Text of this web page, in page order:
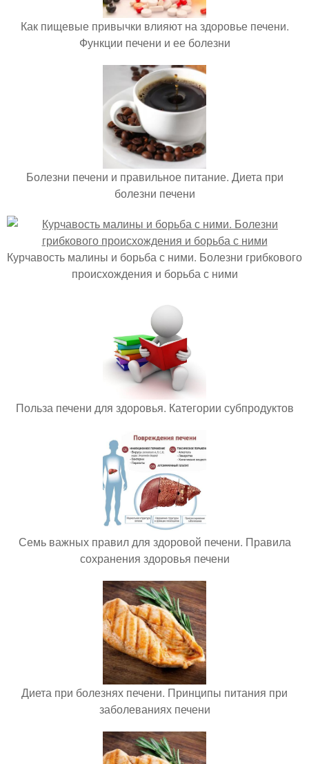
Как пищевые привычки влияют на здоровье печени.
Функции печени и ее болезни
Болезни печени и правильное питание. Диета при
болезни печени
Курчавость малины и борьба с ними. Болезни грибкового
происхождения и борьба с ними
Польза печени для здоровья. Категории субпродуктов
Семь важных правил для здоровой печени. Правила
сохранения здоровья печени
Диета при болезнях печени. Принципы питания при
заболеваниях печени